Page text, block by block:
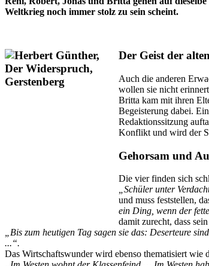
Weltkrieg noch immer stolz zu sein scheint.
Der Geist der
Auch die anderen
wollen sie nicht
Britta kam mit ihren
Begeisterung dabei.
Redaktionssitzung
Konflikt und wird der
Gehorsam und
Die vier finden sich
„Schüler unter
und muss feststellen,
ein Ding, wenn der
damit zurecht, dass
„Bis zum heutigen Tag sagen sie das: Deserteure
...“.
Das Wirtschaftswunder wird ebenso thematisiert wie